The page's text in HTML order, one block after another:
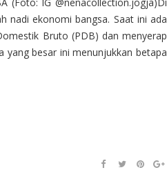
nadi ekonomi bangsa. Saat ini ada
Bruto (PDB) dan menyerap
yang besar ini menunjukkan betapa